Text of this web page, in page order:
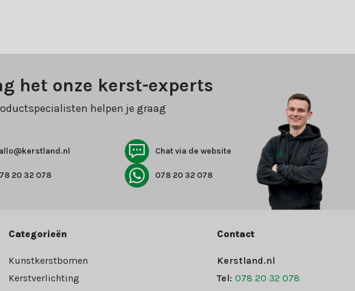
het onze kerst-experts
helpen je graag
Chat via de website
20 32 078 078 20 32 078
Categorieën
Kunstkerstbomen
Kerstverlichting
Contact
Kerstland.nl
Tel: 078 20 32 078